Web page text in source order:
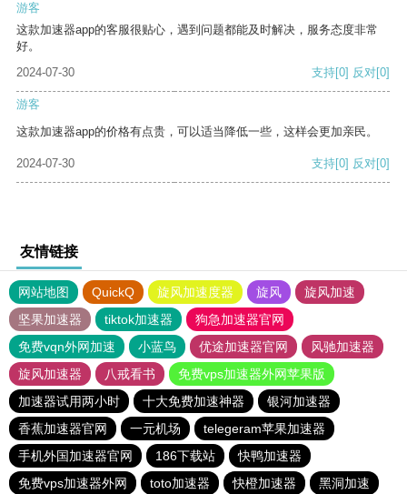
游客
这款加速器app的客服很贴心，遇到问题都能及时解决，服务态度非常
好。
2024-07-30
支持[0] 反对[0]
游客
这款加速器app的价格有点贵，可以适当降低一些，这样会更加亲民。
2024-07-30 支持[0] 反对[0]
友情链接
网站地图 QuickQ 旋风加速度器 旋风
旋风加速
坚果加速器
tiktok加速器
狗急加速器官网
免费vqn外网加速
小蓝鸟 优途加速器官网
风驰加速器
旋风加速器
八戒看书
免费vps加速器外网苹果版
加速器试用两小时
十大免费加速神器
银河加速器
香蕉加速器官网
一元机场
telegeram苹果加速器
手机外国加速器官网
186下载站
快鸭加速器
免费vps加速器外网
toto加速器 快橙加速器 黑洞加速